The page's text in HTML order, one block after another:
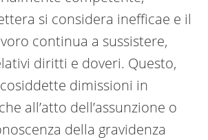
si considera inefficae e il
continua a sussistere,
diritti e doveri. Questo,
dimissioni in
all’atto dell’assunzione o
della gravidenza